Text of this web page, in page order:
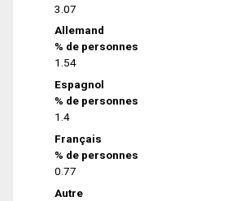
3.07
Allemand
% de personnes
1.54
Espagnol
% de personnes
1.4
Français
% de personnes
0.77
Autre